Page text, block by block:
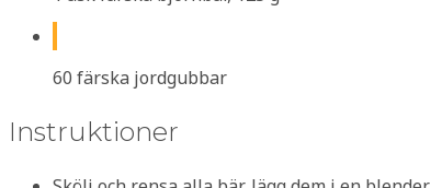
60 färska jordgubbar
Instruktioner